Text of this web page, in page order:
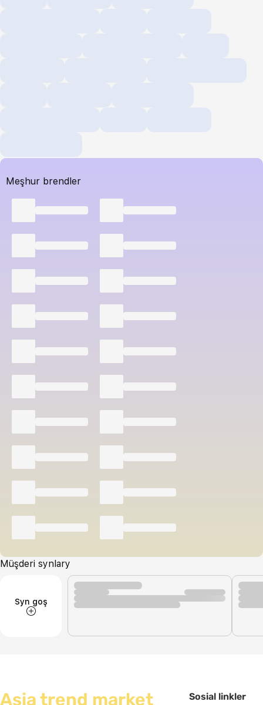
Meşhur brendler
Müşderi synlary
Syn goş
Asia trend market Sosial linkler